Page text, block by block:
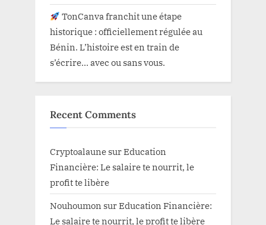
TonCanva franchit une étape
historique : officiellement régulée au
Bénin. L’histoire est en train de
s’écrire… avec ou sans vous.
Recent Comments
Cryptoalaune surEducation
Financière: Le salaire te nourrit, le
profit te libère
Nouhoumon surEducation Financière:
Le salaire te nourrit, le profit te libère